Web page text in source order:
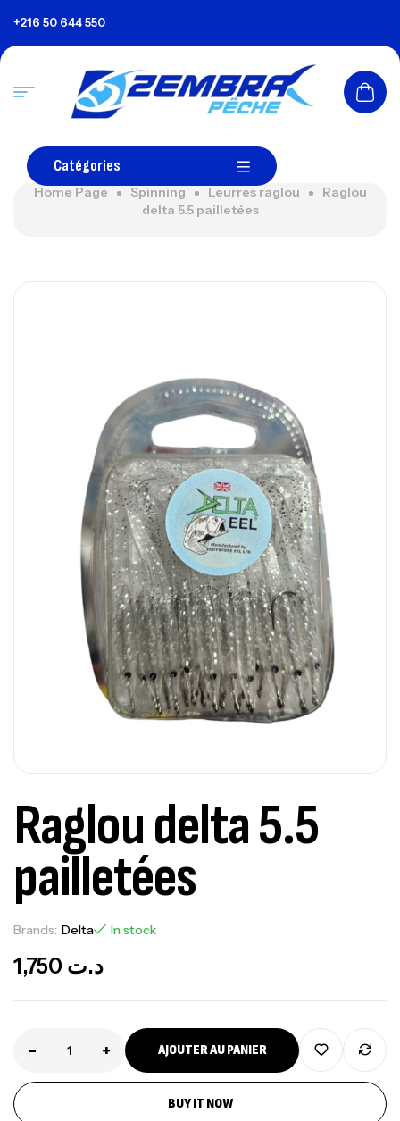
+216 50 644 550
Catégories
Home Page Spinning Leurres raglou
Raglou
delta 5.5 pailletées
Raglou delta 5.5
pailletées
Brands: Delta In stock
د.ت
- + AJOUTER AU PANIER
BUY IT NOW